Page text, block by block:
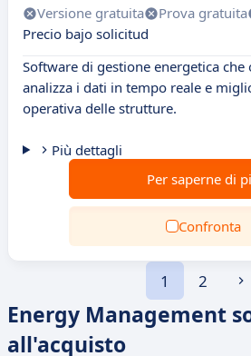
Versione gratuita Prova gratuita
Precio bajo solicitud
Software di gestione energetica
analizza i dati in tempo reale e
operativa delle strutture.
Più dettagli
Per saperne di
Confronta
1 2
Energy Management
all'acquisto